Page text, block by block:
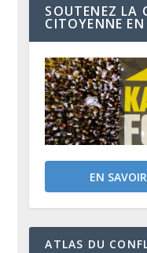
SOUTENEZ LA
CITOYENNE EN
EN
ATLAS DU